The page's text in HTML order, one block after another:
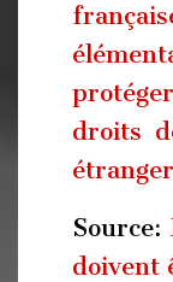
droits
Source:
doivent